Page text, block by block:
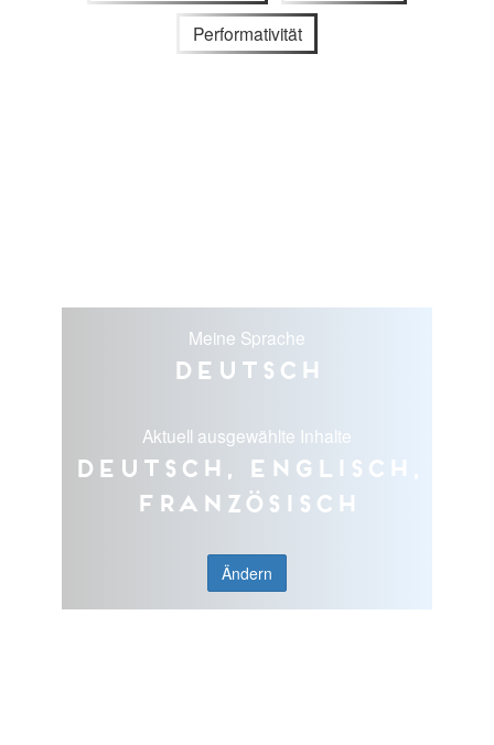
Performativität
Meine Sprache
Deutsch
Aktuell ausgewählte Inhalte
Deutsch, Englisch,
Französisch
Ändern